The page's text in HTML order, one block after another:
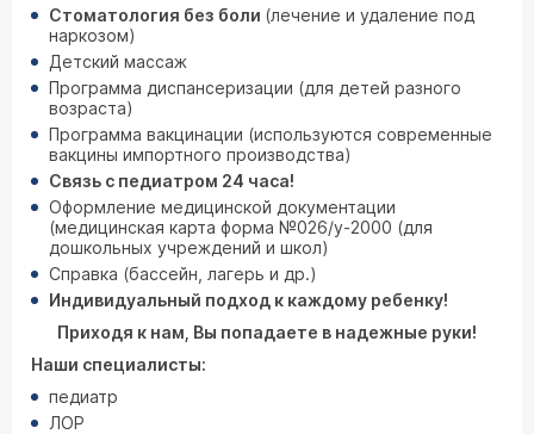
Стоматология без боли (лечение и удаление под
наркозом)
Детский массаж
Программа диспансеризации (для детей разного
возраста)
Программа вакцинации (используются современные
вакцины импортного производства)
Cвязь с педиатром 24 часа!
Оформление медицинской документации
(медицинская карта форма №026/у-2000 (для
дошкольных учреждений и школ)
Справка (бассейн, лагерь и др.)
Индивидуальный подход к каждому ребенку!
Приходя к нам, Вы попадаете в надежные руки!
Наши специалисты:
педиатр
ЛОР